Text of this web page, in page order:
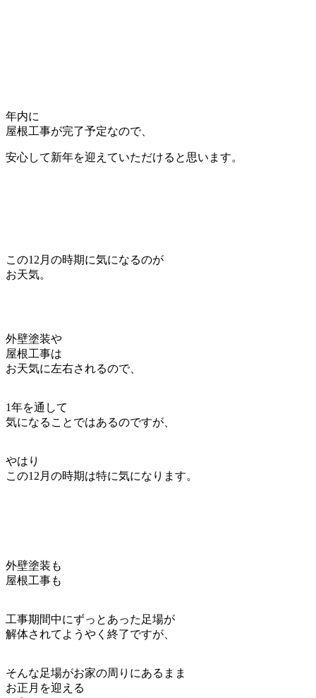
年内に
屋根工事が完了予定なので、
安心して新年を迎えていただけると思います。
この12月の時期に気になるのが
お天気。
外壁塗装や
屋根工事は
お天気に左右されるので、
1年を通して
気になることではあるのですが、
やはり
この12月の時期は特に気になります。
外壁塗装も
屋根工事も
工事期間中にずっとあった足場が
解体されてようやく終了ですが、
そんな足場がお家の周りにあるまま
お正月を迎える